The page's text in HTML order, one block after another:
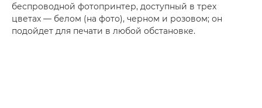
беспроводной фотопринтер, доступный в трех
цветах — белом (на фото), черном и розовом; он
подойдет для печати в любой обстановке.